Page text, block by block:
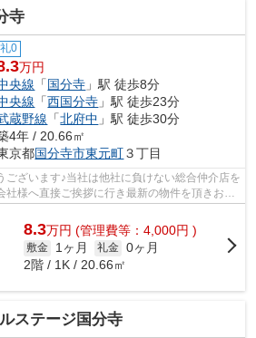
寺
礼0
万円
央線 「国分寺 」駅 徒歩8分
央線 「西国分寺 」駅 徒歩23分
蔵野線 「北府中 」駅 徒歩30分
4年 / 20.66㎡
京都国分寺市東元町３丁目
ございます♪当社は他社に負けない総合仲介店を
様へ直接ご挨拶に行き最新の物件を頂きお客
の情報は...
8.3万円 (管理費等：4,000円 )
敷金 1ヶ月 礼金 0ヶ月
2階 / 1K / 20.66㎡
ステージ国分寺